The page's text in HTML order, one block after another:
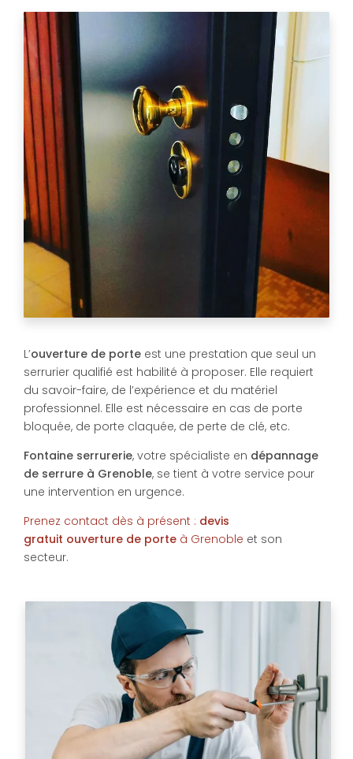
L’ouverture de porte est une prestation que seul un
serrurier qualifié est habilité à proposer. Elle requiert
du savoir-faire, de l’expérience et du matériel
professionnel. Elle est nécessaire en cas de porte
bloquée, de porte claquée, de perte de clé, etc.
Fontaine serrurerie, votre spécialiste en dépannage
de serrure à Grenoble, se tient à votre service pour
une intervention en urgence.
Prenez contact dès à présent : devis
gratuit ouverture de porte à Grenoble et son
secteur.